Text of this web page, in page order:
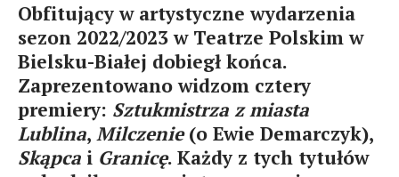
Obfitujący w artystyczne wydarzenia
sezon 2022/2023 w Teatrze Polskim w
Bielsku-Białej dobiegł końca.
Zaprezentowano widzom cztery
premiery: Sztukmistrza z miasta
Lublina, Milczenie(o Ewie Demarczyk),
Skąpca i Granicę. Każdy z tych tytułów